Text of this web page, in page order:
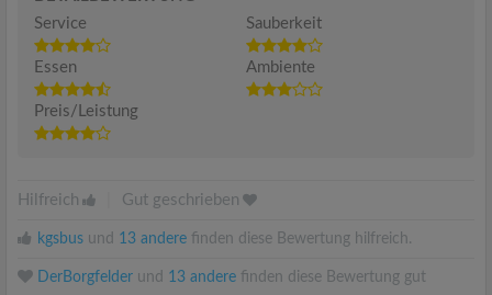
Service
Sauberkeit
Essen Ambiente
Preis/Leistung
Hilfreich Gut geschrieben
kgsbus und 13 andere finden diese Bewertung hilfreich.
DerBorgfelder und 13 andere finden diese Bewertung gut